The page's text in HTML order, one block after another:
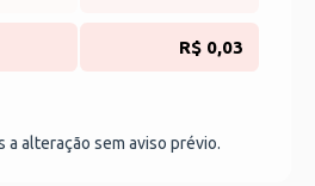
R$ 0,03
a alteração sem aviso prévio.